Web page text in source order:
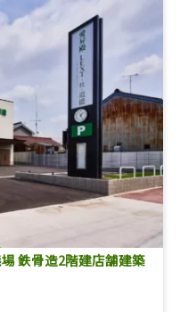
鉄骨造2階建店舗建築